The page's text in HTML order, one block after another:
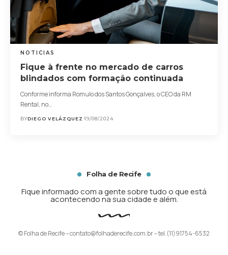
NOTICIAS
Fique à frente no mercado de carros
blindados com formação continuada
Conforme informa Romulo dos Santos Gonçalves, o CEO da RM
Rental, no…
BYDIEGO VELÁZQUEZ 19/08/2024
Folha de Recife
Fique informado com a gente sobre tudo o que está
acontecendo na sua cidade e além.
© Folha de Recife –contato@folhaderecife.com.br– tel.(11)91754-6532